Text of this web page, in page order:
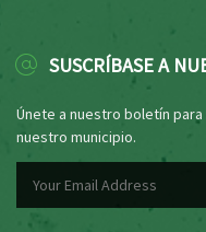
SUSCRÍBASE A
Únete a nuestro boletín
nuestro municipio.